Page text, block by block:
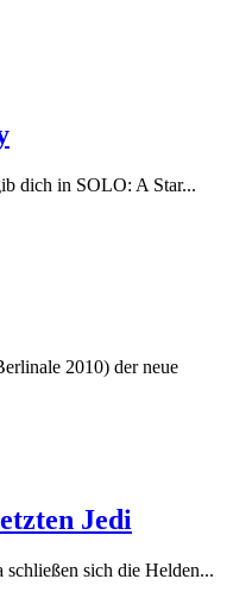
dich in SOLO: A Star...
2010) der neue
Jedi
sich die Helden...